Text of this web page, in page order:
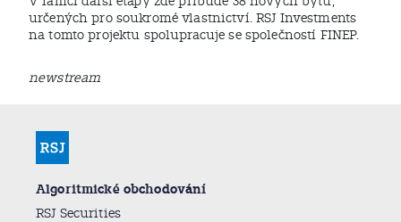
určených pro soukromé vlastnictví. RSJ Investments
na tomto projektu spolupracuje se společností FINEP.
newstream
Algoritmické obchodování
RSJ Securities